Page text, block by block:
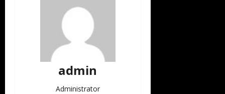
admin
Administrator